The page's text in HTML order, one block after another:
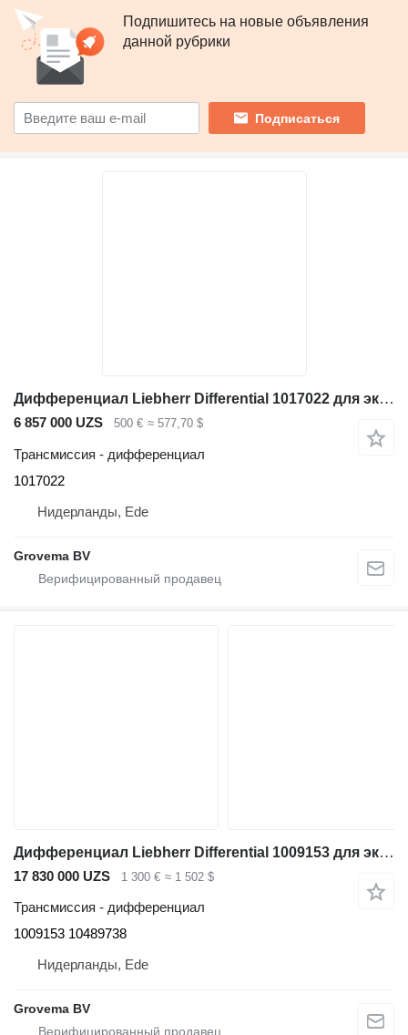
Подпишитесь на новые объявления
данной рубрики
Подписаться
Дифференциал Liebherr Differential 1017022 для экскаватора Liebherr A900C Li / A316 Li / A314 Li / A916 / A918 / A918 COMPACT / A920 / LH22 M / A914 COMPACT / A914 Li
6 857 000 UZS 500 € ≈ 577,70 $
Трансмиссия - дифференциал
1017022
Нидерланды, Ede
Grovema BV
Дифференциал Liebherr Differential 1009153 для экскаватора Liebherr A314 Li/A316 Li /A900C Li /A914 Compact/A914 Li/A916 /A918/A918 Compact/A920/LH22 M
17 830 000 UZS 1 300 € ≈ 1 502 $
Трансмиссия - дифференциал
1009153 10489738
Нидерланды, Ede
Grovema BV